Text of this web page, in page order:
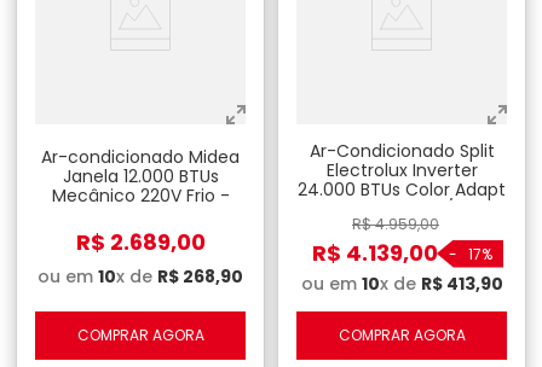
Ar-condicionado Midea
Janela 12.000 BTUs
Mecânico 220V Frio -
R$ 2.689,00
ou em 10x de R$ 268,90
COMPRAR AGORA
Ar-Condicionado Split
Electrolux Inverter
24.000 BTUs Color Adapt
Frio 220 V - JI24F/JE24F
R$4.959,00
R$ 4.139,00 - 17%
ou em 10x de R$ 413,90
COMPRAR AGORA